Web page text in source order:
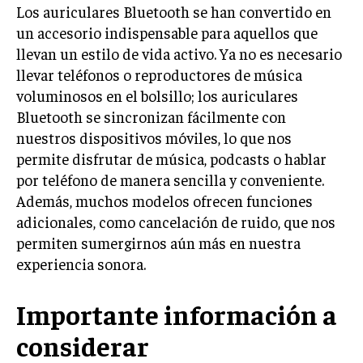
Los auriculares Bluetooth se han convertido en
un accesorio indispensable para aquellos que
llevan un estilo de vida activo. Ya no es necesario
llevar teléfonos o reproductores de música
voluminosos en el bolsillo; los auriculares
Bluetooth se sincronizan fácilmente con
nuestros dispositivos móviles, lo que nos
permite disfrutar de música, podcasts o hablar
por teléfono de manera sencilla y conveniente.
Además, muchos modelos ofrecen funciones
adicionales, como cancelación de ruido, que nos
permiten sumergirnos aún más en nuestra
experiencia sonora.
Importante información a
considerar